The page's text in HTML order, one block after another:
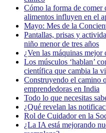
Cómo la forma de comer
alimentos influyen en el
Mayo: Mes de la
Pantallas, prisas y
niño menor de tres años
¿Ven las máquinas mejor
Los músculos ‘hablan’
científica que cambia la
Construyendo el camino
emprendedoras en India
Todo lo que necesitas
¿Qué revelan las
Rol de Cuidador en la
¿La IA está mejorando